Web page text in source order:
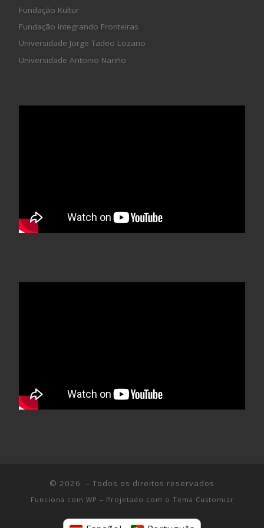
Fundação Kultur
Fundação Integrando Fronteiras
Universidade Jorge Tadeo Lozano
Universidade Antonio Nariño
© 2026 – Todos os direitos reservados
Funciona com WP – Projetado com o Tema Customizr